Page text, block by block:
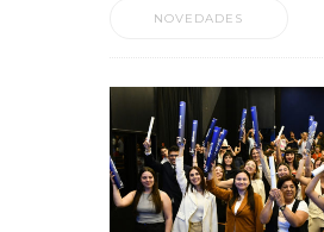
NOVEDADES